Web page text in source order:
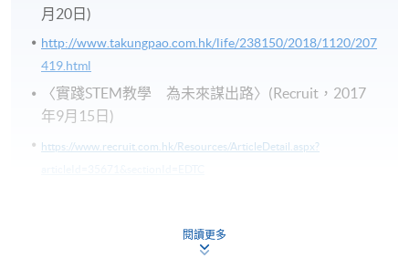
月20日)
http://www.takungpao.com.hk/life/238150/2018/1120/207
419.html
〈實踐STEM教學 為未來謀出路〉(Recruit，2017
年9月15日)
https://www.recruit.com.hk/Resources/ArticleDetail.aspx?
http://www.takungpao.com.hk/paper/2017/0627/92443.ht
閱讀更多